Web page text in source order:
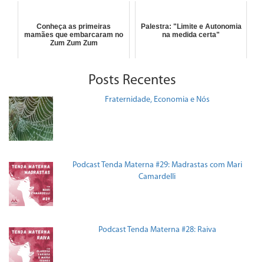
Conheça as primeiras
mamães que embarcaram no
Zum Zum Zum
Palestra: "Limite e Autonomia
na medida certa"
Posts Recentes
Fraternidade, Economia e Nós
Podcast Tenda Materna #29: Madrastas com Mari
Camardelli
Podcast Tenda Materna #28: Raiva